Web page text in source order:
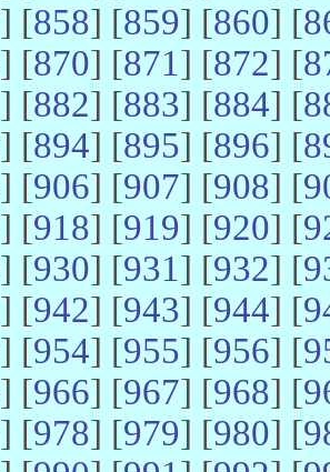
] [858] [859] [860] [
] [870] [871] [872] [
] [882] [883] [884] [
] [894] [895] [896] [
] [906] [907] [908] [
] [918] [919] [920] [
] [930] [931] [932] [
] [942] [943] [944] [
] [954] [955] [956] [
] [966] [967] [968] [
] [978] [979] [980] [